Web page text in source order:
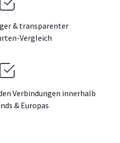
& transparenter
Vergleich
Verbindungen innerhalb
& Europas